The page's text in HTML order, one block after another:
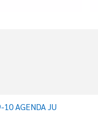
10 AGENDA JU